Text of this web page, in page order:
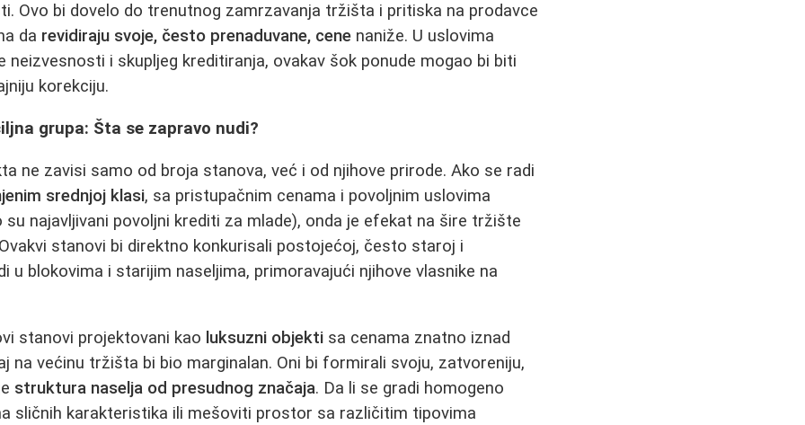
Ovo bi dovelo do trenutnog zamrzavanja tržišta i pritiska na prodavce
da revidiraju svoje, često prenaduvane, cene naniže. U uslovima
neizvesnosti i skupljeg kreditiranja, ovakav šok ponude mogao bi biti
korekciju.
grupa: Šta se zapravo nudi?
ne zavisi samo od broja stanova, već i od njihove prirode. Ako se radi
srednjoj klasi, sa pristupačnim cenama i povoljnim uslovima
najavljivani povoljni krediti za mlade), onda je efekat na šire tržište
stanovi bi direktno konkurisali postojećoj, često staroj i
u blokovima i starijim naseljima, primoravajući njihove vlasnike na
stanovi projektovani kao luksuzni objekti sa cenama znatno iznad
na većinu tržišta bi bio marginalan. Oni bi formirali svoju, zatvoreniju,
struktura naselja od presudnog značaja. Da li se gradi homogeno
sličnih karakteristika ili mešoviti prostor sa različitim tipovima